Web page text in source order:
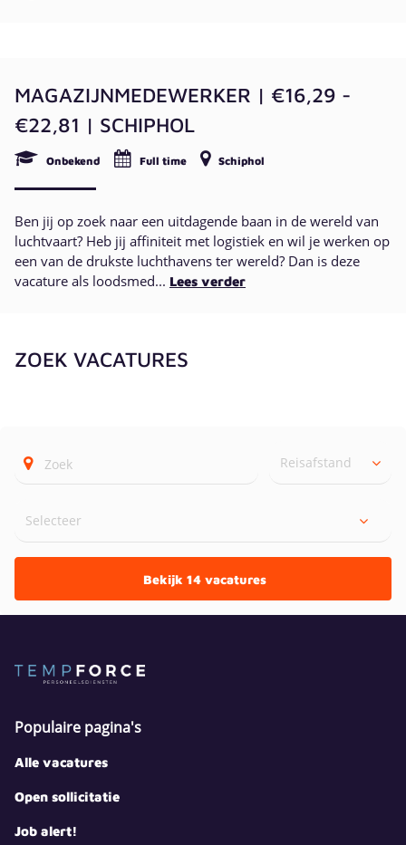
MAGAZIJNMEDEWERKER | €16,29 -
€22,81 | SCHIPHOL
Onbekend Full time Schiphol
Ben jij op zoek naar een uitdagende baan in de wereld van
luchtvaart? Heb jij affiniteit met logistiek en wil je werken op
een van de drukste luchthavens ter wereld? Dan is deze
vacature als loodsmed... Lees verder
ZOEK VACATURES
Reisafstand
Bekijk 14 vacatures
Populaire pagina's
Alle vacatures
Open sollicitatie
Job alert!